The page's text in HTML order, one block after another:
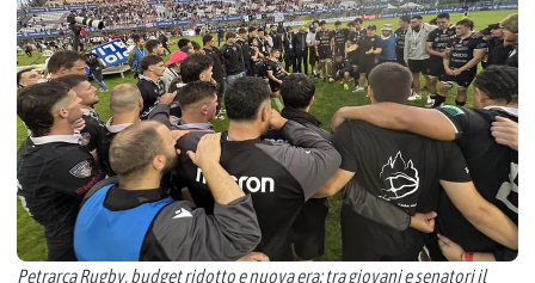
Petrarca Rugby, budget ridotto e nuova era: tra giovani e senatori il